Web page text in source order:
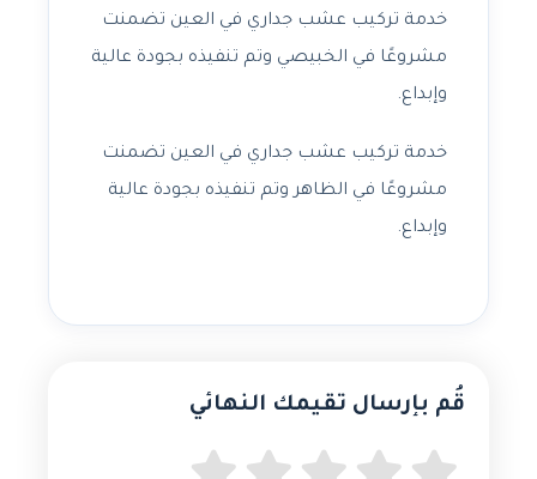
خدمة تركيب عشب جداري في العين تضمنت
مشروعًا في الخبيصي وتم تنفيذه بجودة عالية
وإبداع.
خدمة تركيب عشب جداري في العين تضمنت
مشروعًا في الظاهر وتم تنفيذه بجودة عالية
وإبداع.
قُم بإرسال تقيمك النهائي